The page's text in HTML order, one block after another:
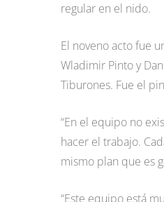
regular en el nido.
El noveno acto fue
Wladimir Pinto y
Tiburones. Fue el
“En el equipo no
hacer el trabajo.
mismo plan que es
“Este equipo está